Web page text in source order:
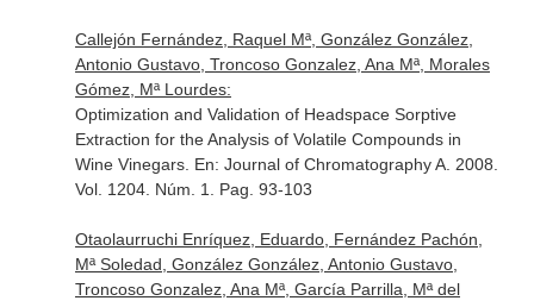
Callejón Fernández, Raquel Mª, González González,
Antonio Gustavo, Troncoso Gonzalez, Ana Mª, Morales
Gómez, Mª Lourdes:
Optimization and Validation of Headspace Sorptive
Extraction for the Analysis of Volatile Compounds in
Wine Vinegars. En: Journal of Chromatography A. 2008.
Vol. 1204. Núm. 1. Pag. 93-103
Otaolaurruchi Enríquez, Eduardo, Fernández Pachón,
Mª Soledad, González González, Antonio Gustavo,
Troncoso Gonzalez, Ana Mª, García Parrilla, Mª del